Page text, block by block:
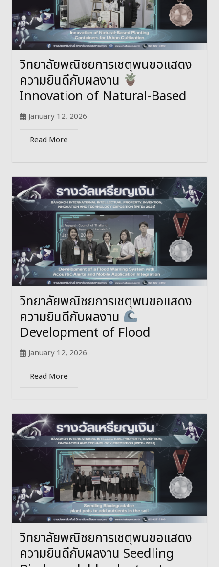
วิทยาลัยพณิชยการเชตุพนขอแสดง
ความยินดีกับผลงาน
Innovation of Natural-Based
January 12, 2026
Read More
วิทยาลัยพณิชยการเชตุพนขอแสดง
ความยินดีกับผลงาน
Development of Flood
January 12, 2026
Read More
วิทยาลัยพณิชยการเชตุพนขอแสดง
ความยินดีกับผลงาน Seedling